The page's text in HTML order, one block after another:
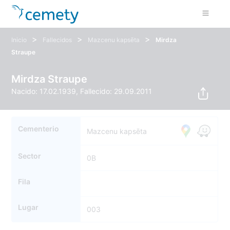
Inicio > Fallecidos > Mazcenu kapsēta >
Mirdza
Straupe
Mirdza Straupe
Nacido: 17.02.1939, Fallecido: 29.09.2011
Cementerio Mazcenu kapsēta
Sector 0B
Fila
Lugar 003